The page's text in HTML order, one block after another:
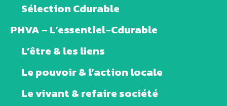
Sélection Cdurable
PHVA – L’essentiel-Cdurable
L’être & les liens
Le pouvoir & l’action locale
Le vivant & refaire société